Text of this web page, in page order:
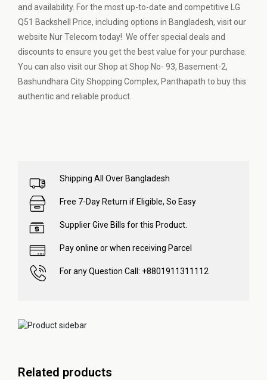
and availability. For the most up-to-date and competitive LG
Q51 Backshell Price, including options in Bangladesh, visit our
website Nur Telecom today! We offer special deals and
discounts to ensure you get the best value for your purchase.
You can also visit our Shop at Shop No- 93, Basement-2,
Bashundhara City Shopping Complex, Panthapath to buy this
authentic and reliable product.
Shipping All Over Bangladesh
Free 7-Day Return if Eligible, So Easy
Supplier Give Bills for this Product.
Pay online or when receiving Parcel
For any Question Call: +8801911311112
Related products